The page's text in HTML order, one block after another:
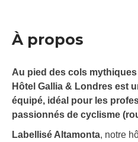
À propos
Au pied des cols
Hôtel Gallia & Londres est
équipé, idéal pour les
passionnés de cyclisme
Labellisé Altamonta, notre